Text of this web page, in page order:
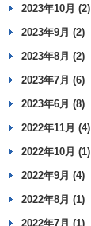
2023年10月 (2)
2023年9月 (2)
2023年8月 (2)
2023年7月 (6)
2023年6月 (8)
2022年11月 (4)
2022年10月 (1)
2022年9月 (4)
2022年8月 (1)
2022年7月 (1)